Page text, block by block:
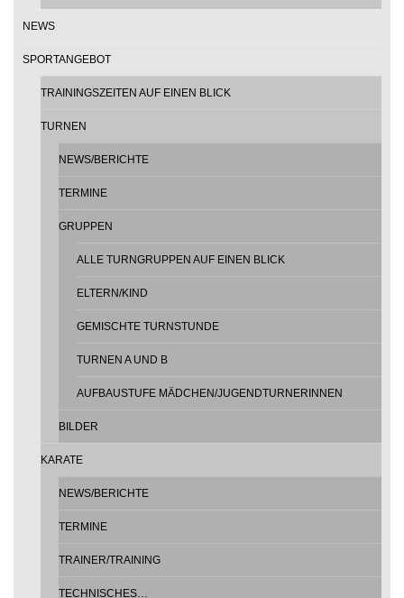
NEWS
SPORTANGEBOT
TRAININGSZEITEN AUF EINEN BLICK
TURNEN
NEWS/BERICHTE
TERMINE
GRUPPEN
ALLE TURNGRUPPEN AUF EINEN BLICK
ELTERN/KIND
GEMISCHTE TURNSTUNDE
TURNEN A UND B
AUFBAUSTUFE MÄDCHEN/JUGENDTURNERINNEN
BILDER
KARATE
NEWS/BERICHTE
TERMINE
TRAINER/TRAINING
TECHNISCHES…